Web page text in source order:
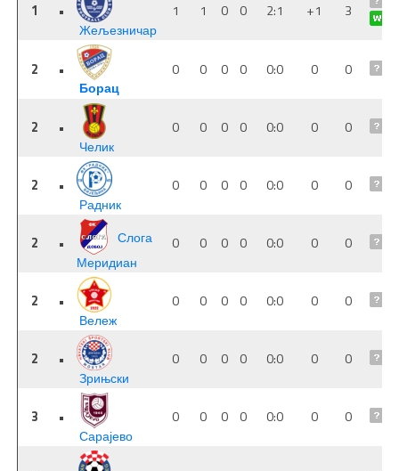
1
•
Жељезничар
1 1 0 0 2:1 +1 3
2
•
Борац
0 0 0 0 0:0 0 0
2
•
Челик
0 0 0 0 0:0 0 0
2
•
Радник
0 0 0 0 0:0 0 0
2 •
Слога
Меридиан
0 0 0 0 0:0 0 0
2
•
Вележ
0 0 0 0 0:0 0 0
2
•
Зрињски
0 0 0 0 0:0 0 0
3
•
Сарајево
0 0 0 0 0:0 0 0